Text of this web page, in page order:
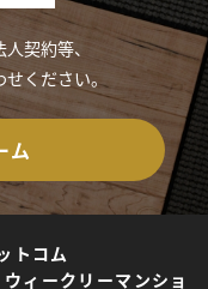
契約等、
ください。
ム
トコム
ィークリーマンショ